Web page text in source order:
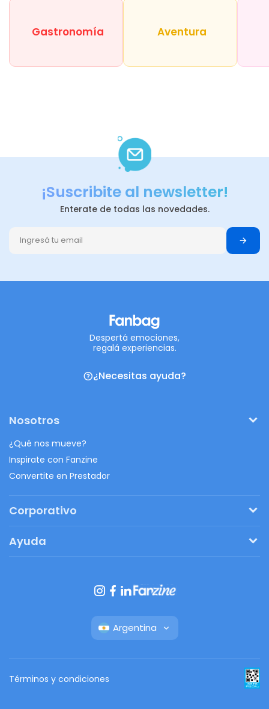
Gastronomía Aventura
¡Suscribite al newsletter!
Enterate de todas las novedades.
Despertá emociones,
regalá experiencias.
¿Necesitas ayuda?
Nosotros
¿Qué nos mueve?
Inspirate con Fanzine
Convertite en Prestador
Corporativo
Regalos originales
Ayuda
Botón de arrepentimiento
Argentina
Términos y condiciones